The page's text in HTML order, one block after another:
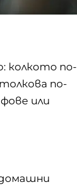
колкото по-
по-
или